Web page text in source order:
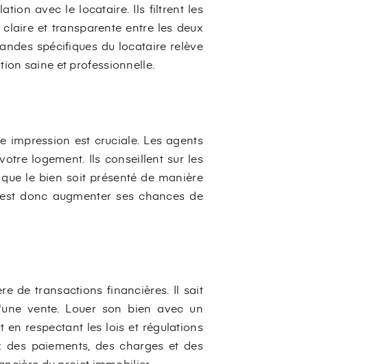
avec le locataire. Ils filtrent les
et transparente entre les deux
spécifiques du locataire relève
saine et professionnelle.
impression est cruciale. Les agents
logement. Ils conseillent sur les
le bien soit présenté de manière
donc augmenter ses chances de
de transactions financières. Il sait
vente. Louer son bien avec un
en respectant les lois et régulations
paiements, des charges et des